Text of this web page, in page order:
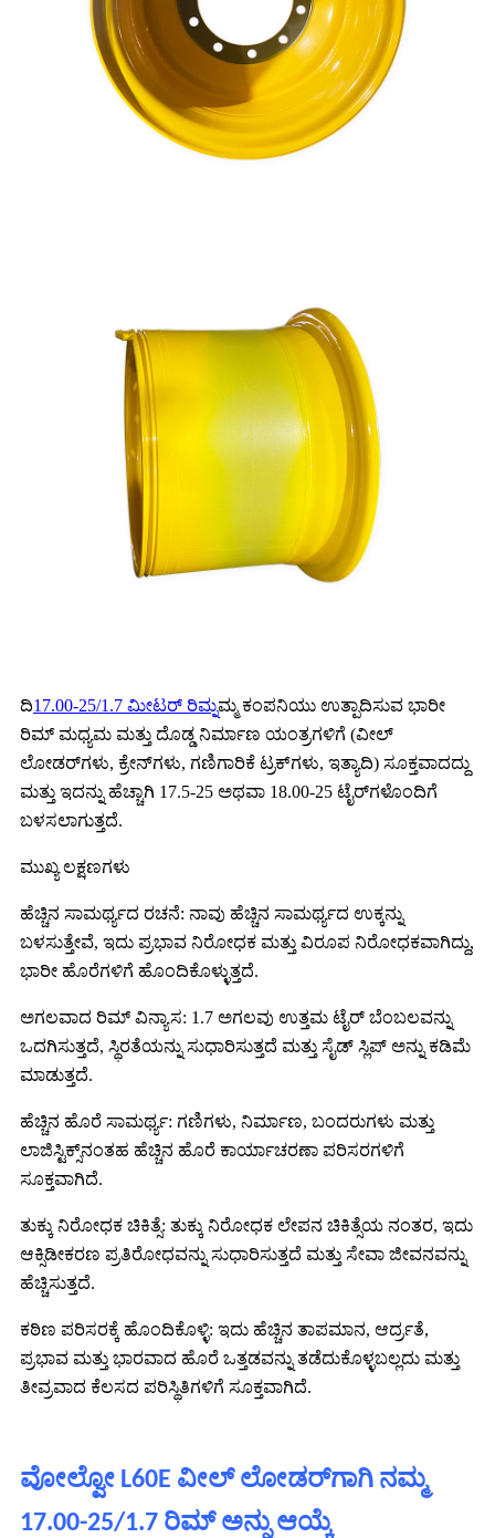
ದಿ17.00-25/1.7 ಮೀಟರ್ ರಿಮ್ನಮ್ಮ ಕಂಪನಿಯು ಉತ್ಪಾದಿಸುವ ಭಾರೀ
ರಿಮ್ ಮಧ್ಯಮ ಮತ್ತು ದೊಡ್ಡ ನಿರ್ಮಾಣ ಯಂತ್ರಗಳಿಗೆ (ವೀಲ್
ಲೋಡರ್‌ಗಳು, ಕ್ರೇನ್‌ಗಳು, ಗಣಿಗಾರಿಕೆ ಟ್ರಕ್‌ಗಳು, ಇತ್ಯಾದಿ) ಸೂಕ್ತವಾದದ್ದು
ಮತ್ತು ಇದನ್ನು ಹೆಚ್ಚಾಗಿ 17.5-25 ಅಥವಾ 18.00-25 ಟೈರ್‌ಗಳೊಂದಿಗೆ
ಬಳಸಲಾಗುತ್ತದೆ.
ಮುಖ್ಯ ಲಕ್ಷಣಗಳು
ಹೆಚ್ಚಿನ ಸಾಮರ್ಥ್ಯದ ರಚನೆ: ನಾವು ಹೆಚ್ಚಿನ ಸಾಮರ್ಥ್ಯದ ಉಕ್ಕನ್ನು
ಬಳಸುತ್ತೇವೆ, ಇದು ಪ್ರಭಾವ ನಿರೋಧಕ ಮತ್ತು ವಿರೂಪ ನಿರೋಧಕವಾಗಿದ್ದು,
ಭಾರೀ ಹೊರೆಗಳಿಗೆ ಹೊಂದಿಕೊಳ್ಳುತ್ತದೆ.
ಅಗಲವಾದ ರಿಮ್ ವಿನ್ಯಾಸ: 1.7 ಅಗಲವು ಉತ್ತಮ ಟೈರ್ ಬೆಂಬಲವನ್ನು
ಒದಗಿಸುತ್ತದೆ, ಸ್ಥಿರತೆಯನ್ನು ಸುಧಾರಿಸುತ್ತದೆ ಮತ್ತು ಸೈಡ್ ಸ್ಲಿಪ್ ಅನ್ನು ಕಡಿಮೆ
ಮಾಡುತ್ತದೆ.
ಹೆಚ್ಚಿನ ಹೊರೆ ಸಾಮರ್ಥ್ಯ: ಗಣಿಗಳು, ನಿರ್ಮಾಣ, ಬಂದರುಗಳು ಮತ್ತು
ಲಾಜಿಸ್ಟಿಕ್ಸ್‌ನಂತಹ ಹೆಚ್ಚಿನ ಹೊರೆ ಕಾರ್ಯಾಚರಣಾ ಪರಿಸರಗಳಿಗೆ
ಸೂಕ್ತವಾಗಿದೆ.
ತುಕ್ಕು ನಿರೋಧಕ ಚಿಕಿತ್ಸೆ: ತುಕ್ಕು ನಿರೋಧಕ ಲೇಪನ ಚಿಕಿತ್ಸೆಯ ನಂತರ, ಇದು
ಆಕ್ಸಿಡೀಕರಣ ಪ್ರತಿರೋಧವನ್ನು ಸುಧಾರಿಸುತ್ತದೆ ಮತ್ತು ಸೇವಾ ಜೀವನವನ್ನು
ಹೆಚ್ಚಿಸುತ್ತದೆ.
ಕಠಿಣ ಪರಿಸರಕ್ಕೆ ಹೊಂದಿಕೊಳ್ಳಿ: ಇದು ಹೆಚ್ಚಿನ ತಾಪಮಾನ, ಆರ್ದ್ರತೆ,
ಪ್ರಭಾವ ಮತ್ತು ಭಾರವಾದ ಹೊರೆ ಒತ್ತಡವನ್ನು ತಡೆದುಕೊಳ್ಳಬಲ್ಲದು ಮತ್ತು
ತೀವ್ರವಾದ ಕೆಲಸದ ಪರಿಸ್ಥಿತಿಗಳಿಗೆ ಸೂಕ್ತವಾಗಿದೆ.
ವೋಲ್ವೋ L60E ವೀಲ್ ಲೋಡರ್‌ಗಾಗಿ ನಮ್ಮ
17.00-25/1.7 ರಿಮ್ ಅನ್ನು ಆಯ್ಕೆ